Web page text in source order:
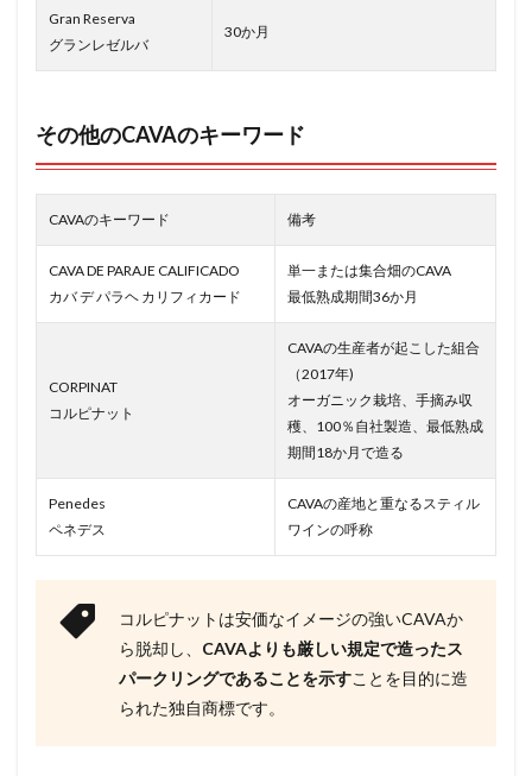
Gran Reserva
グランレゼルバ
30か月
その他のCAVAのキーワード
CAVAのキーワード 備考
CAVA DE PARAJE CALIFICADO
カバ デ パラヘ カリフィカード
単一または集合畑のCAVA
最低熟成期間36か月
CORPINAT
コルピナット
CAVAの生産者が起こした組合
（2017年)
オーガニック栽培、手摘み収
穫、100％自社製造、最低熟成
期間18か月で造る
Penedes
ペネデス
CAVAの産地と重なるスティル
ワインの呼称
コルピナットは安価なイメージの強いCAVAか
ら脱却し、 CAVAよりも厳しい規定で造ったス
パークリングであることを示すことを目的に造
られた独自商標です。